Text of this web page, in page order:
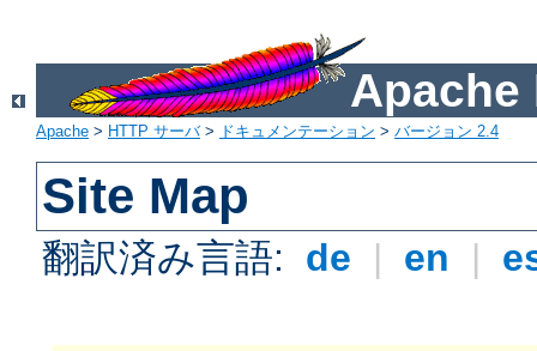
Apache
Apache > HTTP サーバ> ドキュメンテーション > バージョン 2.4
Site Map
翻訳済み言語: de | en |